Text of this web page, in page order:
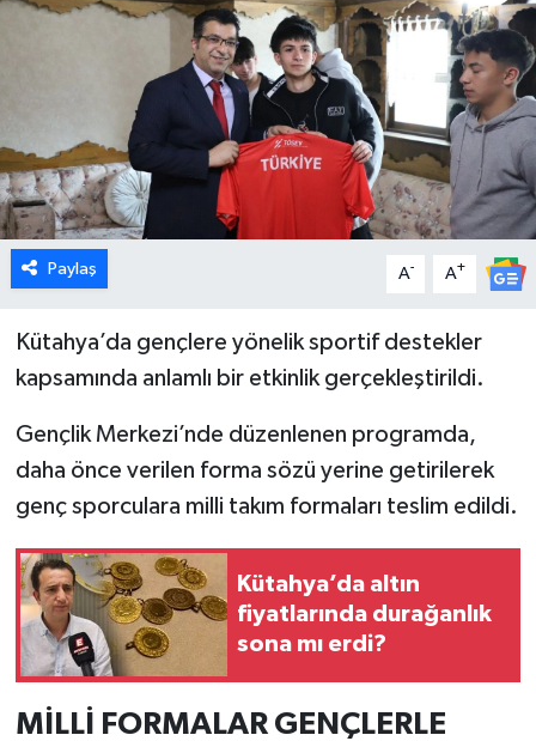
Paylaş A- A+
Kütahya’da gençlere yönelik sportif destekler
kapsamında anlamlı bir etkinlik gerçekleştirildi.
Gençlik Merkezi’nde düzenlenen programda,
daha önce verilen forma sözü yerine getirilerek
genç sporculara milli takım formaları teslim edildi.
Kütahya’da altın
fiyatlarında durağanlık
sona mı erdi?
MİLLİ FORMALAR GENÇLERLE
Eğitim
Foto Galeri
Gediz
Gündem
Hisarcık
İlçeler
Köşe Yazıları
Kültür Sanat
Kütahya